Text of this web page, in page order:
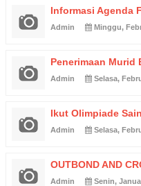
Informasi Agenda
Admin Minggu,
Penerimaan Murid
Admin Selasa,
Ikut Olimpiade
Admin Selasa,
OUTBOND AND
Admin Senin,